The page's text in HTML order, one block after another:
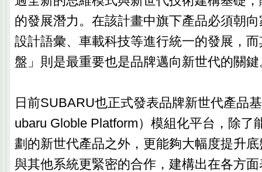
的發展潛力。在該計畫中旗下產品必須朝
設計語彙、車載科技等進行統一的發展，
盤」則是最重要也是品牌邁向新世代的關鍵
日前SUBARU也正式發表品牌新世代產品
ubaru Globle Platform）模組化平台，除了
劃的新世代產品之外，更能夠大幅度提升
與其他系統更緊密的合作，建構出在各方